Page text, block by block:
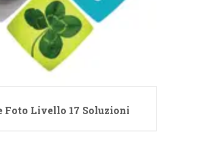
Foto Livello 17 Soluzioni